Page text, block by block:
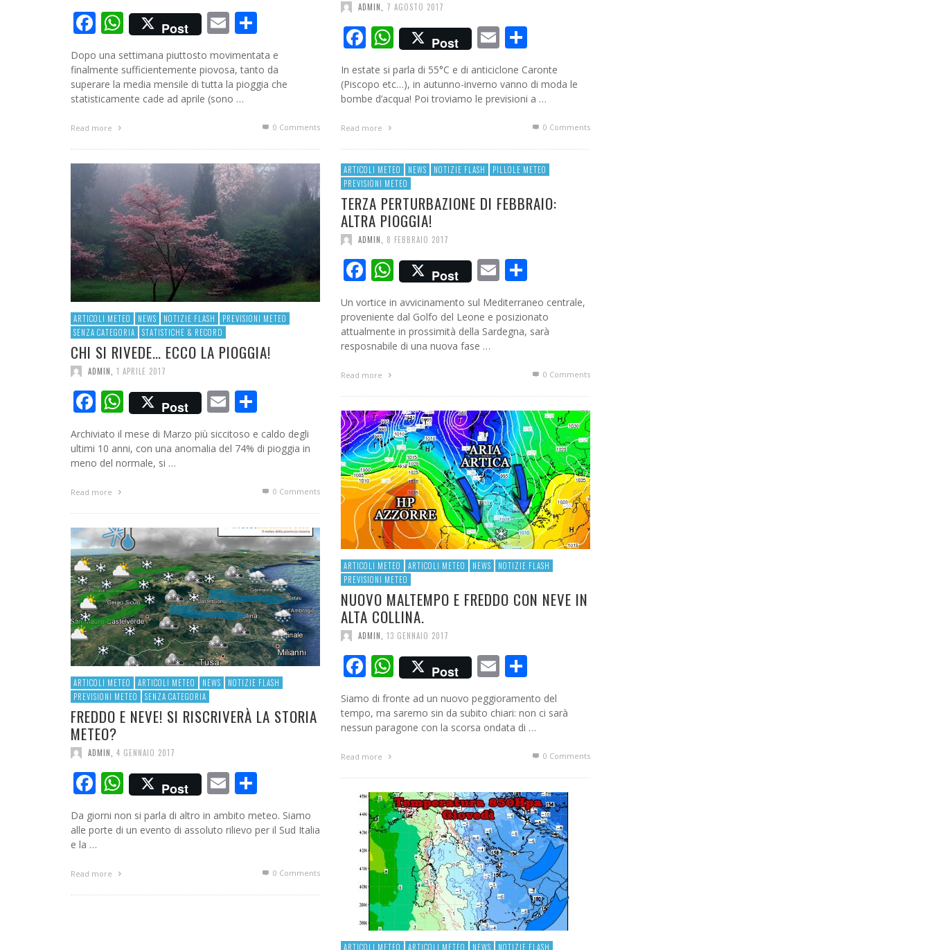
ADMIN 7 AGOSTO 2017
Facebook
WhatsApp
Post Email
In estate si parla di 55°C e di anticiclone Caronte
(Piscopo etc…), in autunno-inverno vanno di moda le
bombe d’acqua! Poi troviamo le previsioni a …
Read more 0 Comments
Facebook
WhatsApp
Post EmailCondividi
Dopo una settimana piuttosto movimentata e
finalmente sufficientemente piovosa, tanto da
superare la media mensile di tutta la pioggia che
statisticamente cade ad aprile (sono …
Read more 0 Comments
ARTICOLI METEO NEWS NOTIZIE FLASH
PREVISIONI METEO
SENZA CATEGORIA
STATISTICHE & RECORD
CHI SI RIVEDE… ECCO LA PIOGGIA!
ADMIN 1 APRILE 2017
Facebook
WhatsApp
Post EmailCondividi
Archiviato il mese di Marzo più siccitoso e caldo degli
ultimi 10 anni, con una anomalia del 74% di pioggia in
meno del normale, si …
Read more 0 Comments
ARTICOLI METEO NEWS NOTIZIE FLASH
PILLOLE METEO
PREVISIONI METEO
TERZA PERTURBAZIONE DI FEBBRAIO:
ALTRA PIOGGIA!
ADMIN 8 FEBBRAIO 2017
Facebook
WhatsApp
Post Email
Un vortice in avvicinamento sul Mediterraneo centrale,
proveniente dal Golfo del Leone e posizionato
attualmente in prossimità della Sardegna, sarà
resposnabile di una nuova fase …
Read more 0 Comments
ARTICOLI METEO ARTICOLI METEO NEWS
NOTIZIE FLASH
PREVISIONI METEO
NUOVO MALTEMPO E FREDDO CON NEVE IN
ALTA COLLINA.
ADMIN 13 GENNAIO 2017
Facebook
WhatsApp
Post Email
Siamo di fronte ad un nuovo peggioramento del
tempo, ma saremo sin da subito chiari: non ci sarà
nessun paragone con la scorsa ondata di …
Read more 0 Comments
ARTICOLI METEO ARTICOLI METEO NEWS
NOTIZIE FLASH
PREVISIONI METEO
SENZA CATEGORIA
FREDDO E NEVE! SI RISCRIVERÀ LA STORIA
METEO?
ADMIN 4 GENNAIO 2017
Facebook
WhatsApp
Post EmailCondividi
Da giorni non si parla di altro in ambito meteo. Siamo
alle porte di un evento di assoluto rilievo per il Sud Italia
e la …
Read more 0 Comments
ARTICOLI METEO ARTICOLI METEO NEWS
NOTIZIE FLASH